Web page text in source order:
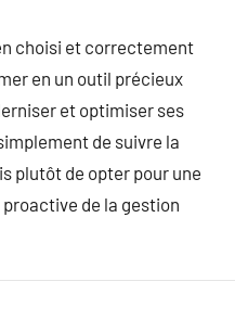
choisi et correctement
en un outil précieux
et optimiser ses
de suivre la
plutôt de opter pour une
de la gestion